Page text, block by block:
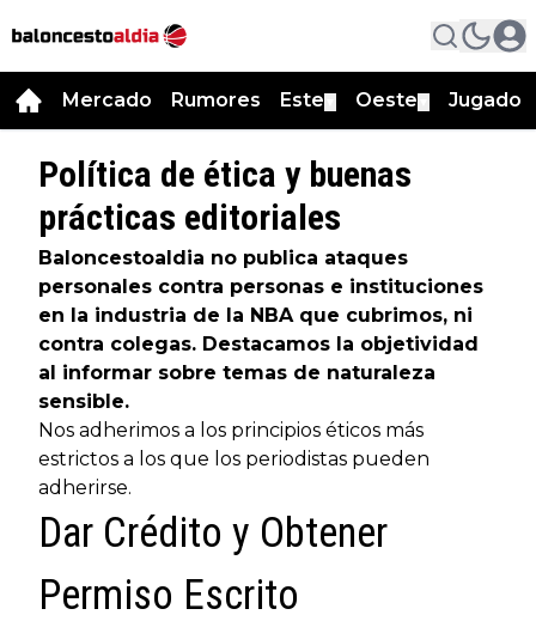
Mercado Rumores Este Oeste
Política de ética y buenas
prácticas editoriales
Baloncestoaldia no publica ataques
personales contra personas e instituciones
en la industria de la NBA que cubrimos, ni
contra colegas. Destacamos la objetividad
al informar sobre temas de naturaleza
sensible.
Nos adherimos a los principios éticos más
estrictos a los que los periodistas pueden
adherirse.
Dar Crédito y Obtener
Permiso Escrito